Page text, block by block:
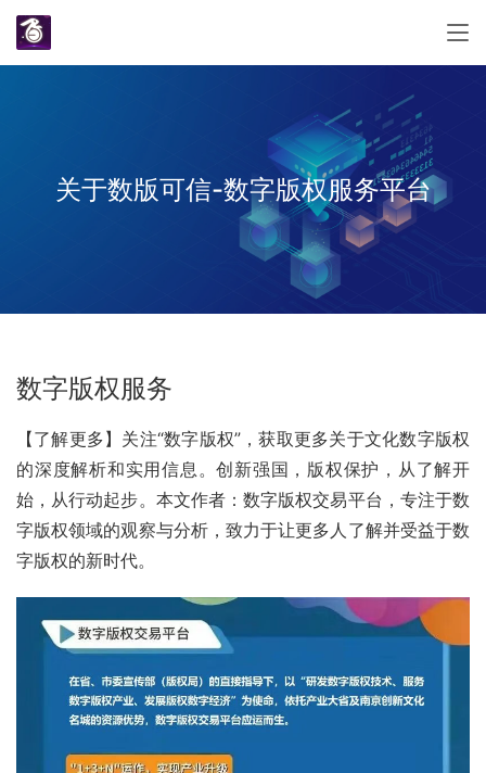
关于数版可信-数字版权服务平台
数字版权服务
【了解更多】关注“数字版权”，获取更多关于文化数字版权
的深度解析和实用信息。创新强国，版权保护，从了解开
始，从行动起步。本文作者：数字版权交易平台，专注于数
字版权领域的观察与分析，致力于让更多人了解并受益于数
字版权的新时代。